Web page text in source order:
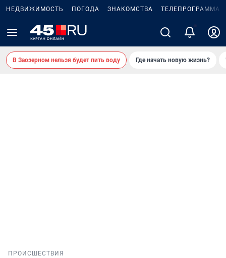
НЕДВИЖИМОСТЬ ПОГОДА ЗНАКОМСТВА ТЕЛЕПРОГРАММА
В Заозерном нельзя будет пить воду Где начать новую жизнь?
ПРОИСШЕСТВИЯ